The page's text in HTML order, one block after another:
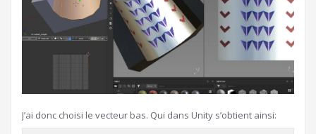
J’ai donc choisi le vecteur bas. Qui dans Unity s’obtient ainsi: